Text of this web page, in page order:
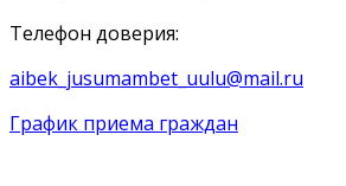
Телефон доверия:
aibek_jusumambet_uulu@mail.ru
График приема граждан